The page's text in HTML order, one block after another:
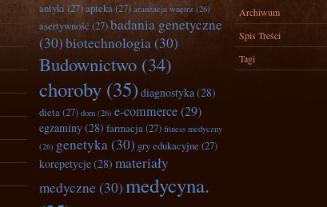
antyki(27)apteka(27) aranżacja wnętrz (26)
asertywność (27)badania genetyczne
(30)biotechnologia(30)
Budownictwo (34)
choroby (35) diagnostyka(28)
dieta(27) dom (26) e-commerce(29)
egzaminy(28) farmacja(27) fitness medyczny
(26) genetyka(30) gry edukacyjne (27)
korepetycje(28) materiały
medyczne (30)medycyna.
Archiwum
Spis Treści
Tagi